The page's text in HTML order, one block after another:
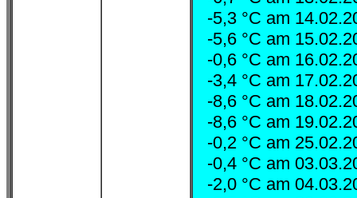
-5,3 °C am
-5,6 °C am
-0,6 °C am
-3,4 °C am
-8,6 °C am
-8,6 °C am
-0,2 °C am
-0,4 °C am
-2,0 °C am